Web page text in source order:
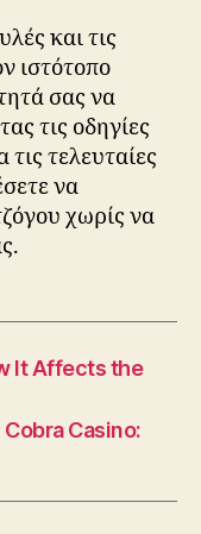
και τις
ιστότοπο
σας να
τις οδηγίες
τελευταίες
να
χωρίς να
It Affects the
Casino: